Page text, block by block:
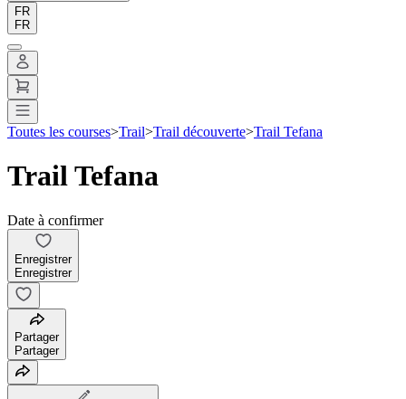
FR
FR
Toutes les courses>Trail>Trail découverte>Trail Tefana
Trail Tefana
Date à confirmer
Enregistrer
Enregistrer
Partager
Partager